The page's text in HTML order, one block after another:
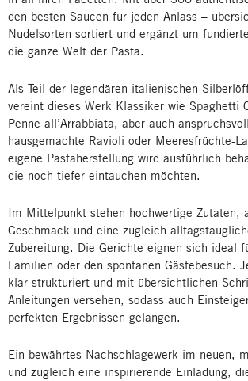
den besten Saucen für jeden Anlass –
Nudelsorten sortiert und ergänzt um
die ganze Welt der Pasta.
Als Teil der legendären italienischen
vereint dieses Werk Klassiker wie Spaghetti
Penne all’Arrabbiata, aber auch
hausgemachte Ravioli oder Meeresfrüchte-
eigene Pastaherstellung wird ausführlich
die noch tiefer eintauchen möchten.
Im Mittelpunkt stehen hochwertige Zutaten,
Geschmack und eine zugleich
Zubereitung. Die Gerichte eignen sich ideal
Familien oder den spontanen Gästebesuch.
klar strukturiert und mit übersichtlichen
Anleitungen versehen, sodass auch
perfekten Ergebnissen gelangen.
Ein bewährtes Nachschlagewerk im neuen,
und zugleich eine inspirierende Einladung,